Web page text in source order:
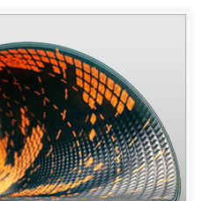
автомобиля
элементов